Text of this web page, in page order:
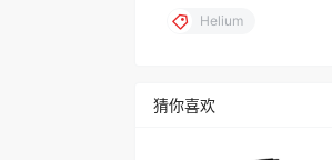
Helium
猜你喜欢